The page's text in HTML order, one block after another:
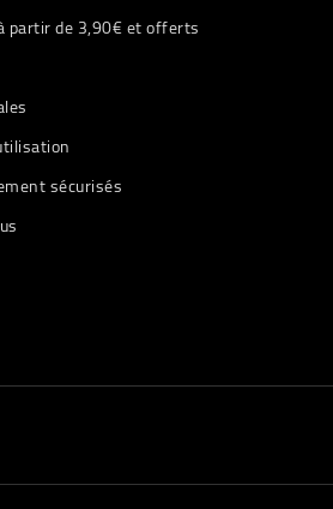
partir de 3,90€ et offerts
sécurisés